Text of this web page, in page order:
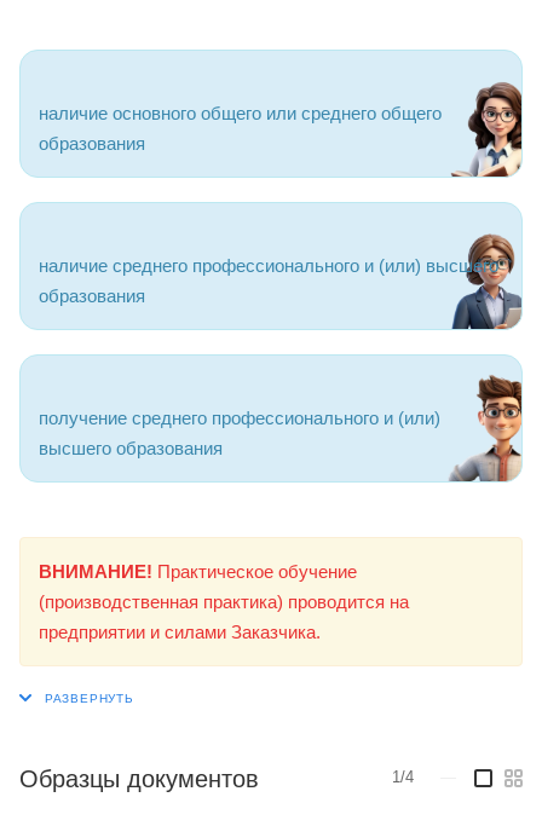
наличие основного общего или среднего общего
образования
наличие среднего профессионального и (или) высшего
образования
получение среднего профессионального и (или)
высшего образования
ВНИМАНИЕ! Практическое обучение
(производственная практика) проводится на
предприятии и силами Заказчика.
Образцы документов 1/4